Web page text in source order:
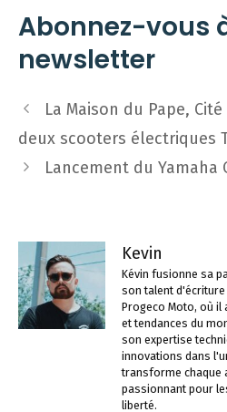
Abonnez-vous
newsletter
Navigation
des
La Maison du Pape,
deux scooters électriques
Lancement du Yamaha
Kevin
Kévin fusionne sa
son talent d'écriture
Progeco Moto, où il
et tendances du
son expertise
innovations dans
transforme chaque
passionnant pour
liberté.